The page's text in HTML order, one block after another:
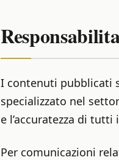
I contenuti pubblicati
specializzato nel
e l’accuratezza di
Per comunicazioni